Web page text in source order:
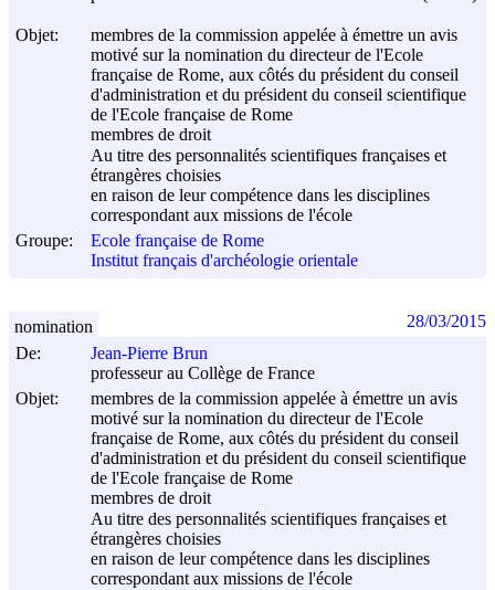
Objet:
membres de la commission appelée à émettre un avis
motivé sur la nomination du directeur de l'Ecole
française de Rome, aux côtés du président du conseil
d'administration et du président du conseil scientifique
de l'Ecole française de Rome
membres de droit
Au titre des personnalités scientifiques françaises et
étrangères choisies
en raison de leur compétence dans les disciplines
correspondant aux missions de l'école
Groupe:
Ecole française de Rome
Institut français d'archéologie orientale
De:
Jean-Pierre Brun
professeur au Collège de France
Objet:
membres de la commission appelée à émettre un avis
motivé sur la nomination du directeur de l'Ecole
française de Rome, aux côtés du président du conseil
d'administration et du président du conseil scientifique
de l'Ecole française de Rome
membres de droit
Au titre des personnalités scientifiques françaises et
étrangères choisies
en raison de leur compétence dans les disciplines
correspondant aux missions de l'école
nomination 28/03/2015